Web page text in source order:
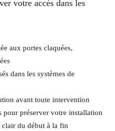
votre accès dans les
aux portes claquées,
dans les systèmes de
avant toute intervention
pour préserver votre installation
clair du début à la fin